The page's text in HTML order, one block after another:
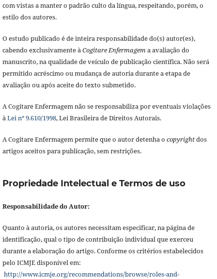
com vistas a manter o padrão culto da língua, respeitando, porém, o
estilo dos autores.
O estudo publicado é de inteira responsabilidade do(s) autor(es),
cabendo exclusivamente àCogitare Enfermagema avaliação do
manuscrito, na qualidade de veículo de publicação científica. Não será
permitido acréscimo ou mudança de autoria durante a etapa de
avaliação ou após aceite do texto submetido.
A Cogitare Enfermagem não se responsabiliza por eventuais violações
àLei nº 9.610/1998, Lei Brasileira de Direitos Autorais.
A Cogitare Enfermagem permite que o autor detenha o copyrightdos
artigos aceitos para publicação, sem restrições.
Propriedade Intelectual e Termos de uso
Responsabilidade do Autor:
Quanto à autoria, os autores necessitam especificar, na página de
identificação, qual o tipo de contribuição individual que exerceu
durante a elaboração do artigo. Conforme os critérios estabelecidos
pelo ICMJE disponível em:
http://www.icmje.org/recommendations/browse/roles-and-